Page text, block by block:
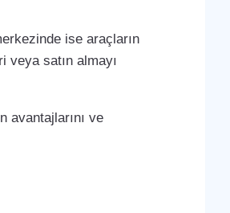
ise araçların
veya satın almayı
avantajlarını ve